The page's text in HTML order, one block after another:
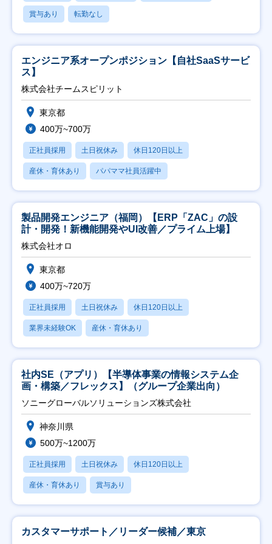
賞与あり 転勤なし
エンジニア系オープンポジション【自社SaaSサービ
ス】
株式会社チームスピリット
東京都
400万~700万
正社員採用 土日祝休み 休日120日以上
産休・育休あり パパママ社員活躍中
製品開発エンジニア（福岡）【ERP「ZAC」の設
計・開発！新機能開発やUI改善／プライム上場】
株式会社オロ
東京都
400万~720万
正社員採用 土日祝休み 休日120日以上
業界未経験OK 産休・育休あり
社内SE（アプリ）【半導体事業の情報システム企
画・構築／フレックス】（グループ企業出向）
ソニーグローバルソリューションズ株式会社
神奈川県
500万~1200万
正社員採用 土日祝休み 休日120日以上
産休・育休あり 賞与あり
カスタマーサポート／リーダー候補／東京